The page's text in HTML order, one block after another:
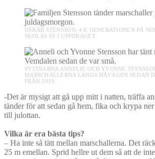
OSKAR STENSSON, 4:E GENERATIONEN PÅ
SKOLAS IN I UPPDRAGET.
SYSTRARNA ANNELIE OCH YVONNE
MARSCHALLERNA LÄNGS HÅVÄGEN SEDAN
FRÅN 2019.
-Det är mysigt att gå upp mitt i natten, träffa
tänder för att sedan gå hem, fika och krypa
till julottan.
Vilka är era bästa tips?
– Ha inte så tätt mellan marschallerna. Det
25 m emellan. Sprid hellre ut dem så att de